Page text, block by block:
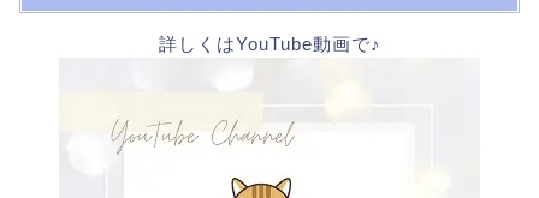
詳しくはYouTube動画で♪